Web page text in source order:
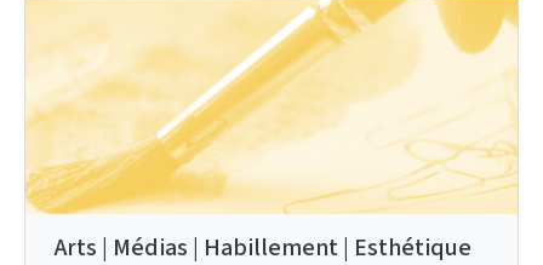
Arts | Médias | Habillement | Esthétique